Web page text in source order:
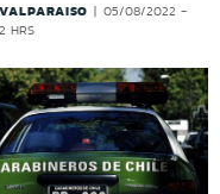
05/08/2022 -
HRS